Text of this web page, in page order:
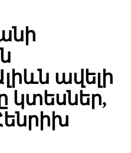
ավելի
կտեսներ,